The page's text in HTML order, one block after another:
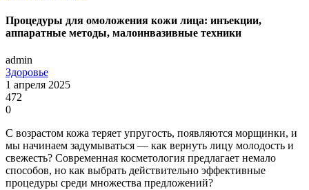
Процедуры для омоложения кожи лица: инъекции,
аппаратные методы, малоинвазивные техники
admin
Здоровье
1 апреля 2025
472
0
С возрастом кожа теряет упругость, появляются морщинки, и
мы начинаем задумываться — как вернуть лицу молодость и
свежесть? Современная косметология предлагает немало
способов, но как выбрать действительно эффективные
процедуры среди множества предложений?